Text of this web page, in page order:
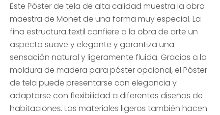
Este Póster de tela de alta calidad muestra la obra
maestra de Monet de una forma muy especial. La
fina estructura textil confiere a la obra de arte un
aspecto suave y elegante y garantiza una
sensación natural y ligeramente fluida. Gracias a la
moldura de madera para póster opcional, el Póster
de tela puede presentarse con elegancia y
adaptarse con flexibilidad a diferentes diseños de
habitaciones. Los materiales ligeros también hacen